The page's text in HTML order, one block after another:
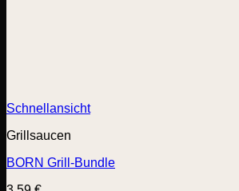
Schnellansicht
Grillsaucen
BORN Grill-Bundle